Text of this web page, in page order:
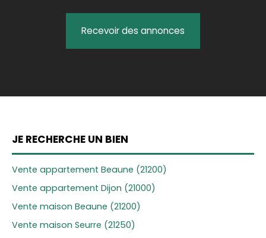
Recevoir des annonces
JE RECHERCHE UN BIEN
Vente appartement Beaune (21200)
Vente appartement Dijon (21000)
Vente maison Beaune (21200)
Vente maison Seurre (21250)